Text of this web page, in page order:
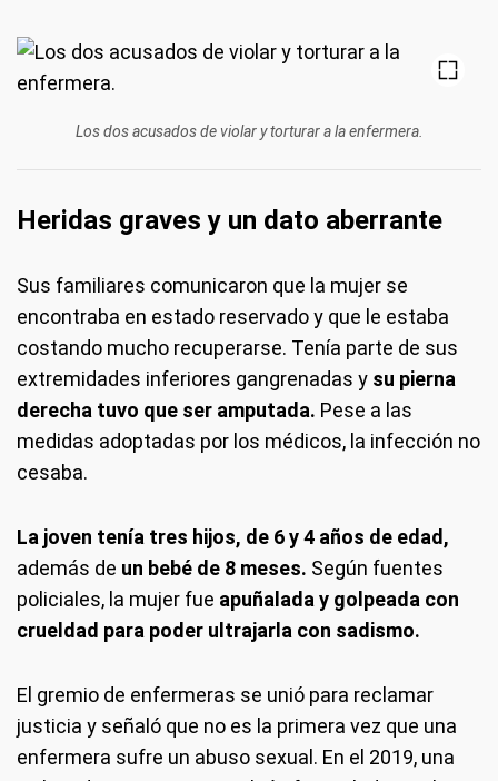
Los dos acusados de violar y torturar a la enfermera.
Heridas graves y un dato aberrante
Sus familiares comunicaron que la mujer se
encontraba en estado reservado y que le estaba
costando mucho recuperarse. Tenía parte de sus
extremidades inferiores gangrenadas y su pierna
derecha tuvo que ser amputada. Pese a las
medidas adoptadas por los médicos, la infección no
cesaba.
La joven tenía tres hijos, de 6 y 4 años de edad,
además de un bebé de 8 meses. Según fuentes
policiales, la mujer fue apuñalada y golpeada con
crueldad para poder ultrajarla con sadismo.
El gremio de enfermeras se unió para reclamar
justicia y señaló que no es la primera vez que una
enfermera sufre un abuso sexual. En el 2019, una